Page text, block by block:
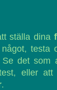
ställa dina
testa
det som
eller att
.